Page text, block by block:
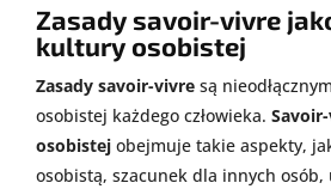
Zasady savoir-vivre
kultury osobistej
Zasady savoir-vivre są
osobistej każdego człowieka.
osobistej obejmuje takie aspekty,
osobistą, szacunek dla innych